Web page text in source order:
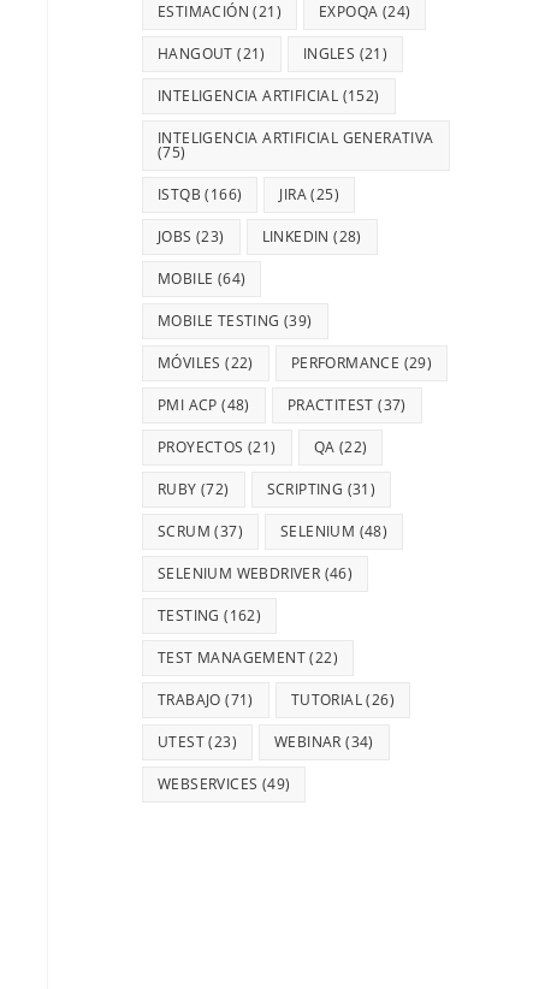
ESTIMACIÓN (21) EXPOQA (24)
HANGOUT (21) INGLES (21)
INTELIGENCIA ARTIFICIAL (152)
INTELIGENCIA ARTIFICIAL GENERATIVA
(75)
ISTQB (166) JIRA(25)
JOBS (23) LINKEDIN (28)
MOBILE (64)
MOBILE TESTING (39)
MÓVILES (22) PERFORMANCE (29)
PMI ACP (48) PRACTITEST (37)
PROYECTOS (21) QA (22)
RUBY (72) SCRIPTING (31)
SCRUM (37) SELENIUM (48)
SELENIUM WEBDRIVER (46)
TESTING (162)
TEST MANAGEMENT(22)
TRABAJO (71) TUTORIAL(26)
UTEST(23) WEBINAR (34)
WEBSERVICES (49)